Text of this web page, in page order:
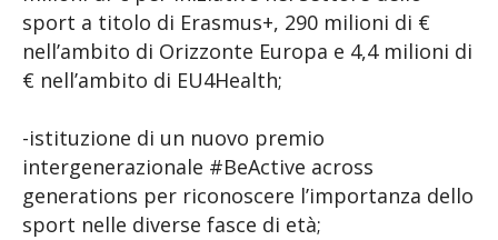
sport a titolo di Erasmus+, 290 milioni di €
nell’ambito di Orizzonte Europa e 4,4 milioni di
€ nell’ambito di EU4Health;
-istituzione di un nuovo premio
intergenerazionale #BeActive across
generations per riconoscere l’importanza dello
sport nelle diverse fasce di età;